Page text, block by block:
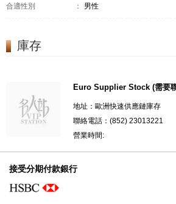
合適性別 ： 男性
庫存
Euro Supplier Stock (需要
地址：歐洲快速供應鏈庫存
聯絡電話：(852) 23013221
營業時間:
接受分期付款銀行